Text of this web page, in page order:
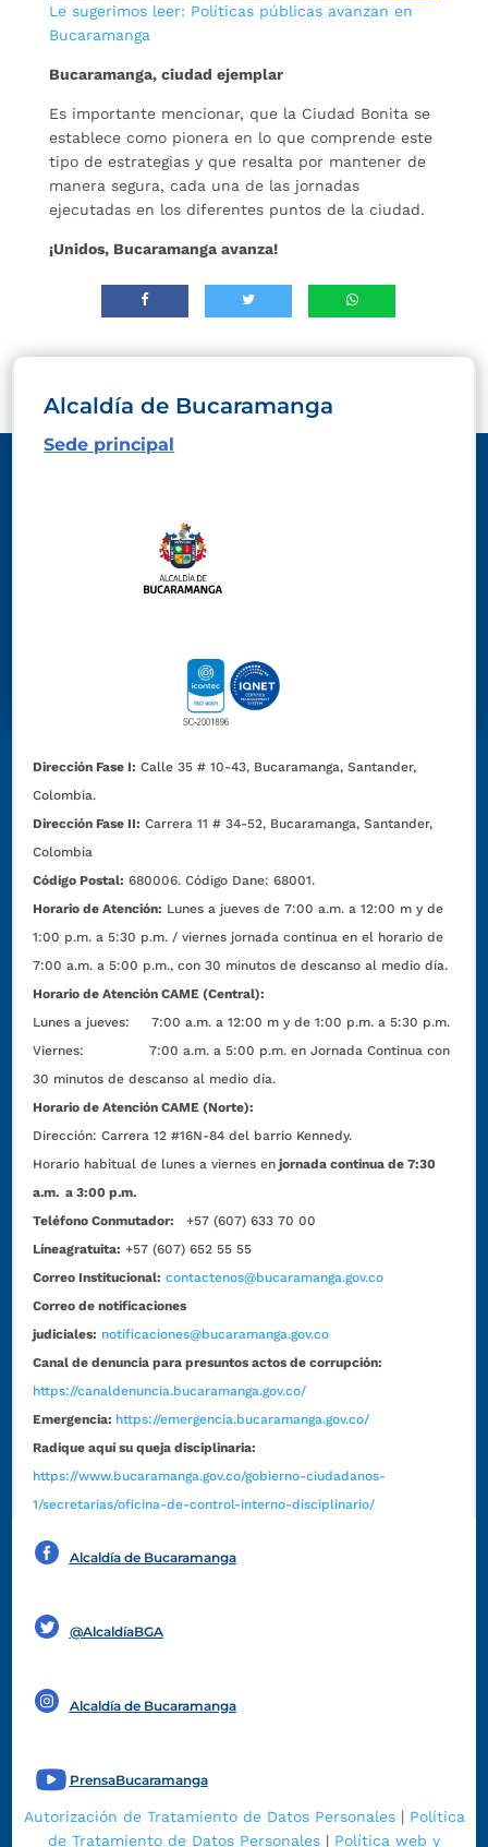
Le sugerimos leer: Políticas públicas avanzan en
Bucaramanga
Bucaramanga, ciudad ejemplar
Es importante mencionar, que la Ciudad Bonita se
establece como pionera en lo que comprende este
tipo de estrategias y que resalta por mantener de
manera segura, cada una de las jornadas
ejecutadas en los diferentes puntos de la ciudad.
¡Unidos, Bucaramanga avanza!
Alcaldía de Bucaramanga
Sede principal
Dirección Fase I: Calle 35 # 10-43, Bucaramanga, Santander,
Colombia.
Dirección Fase II: Carrera 11 # 34-52, Bucaramanga, Santander,
Colombia
Código Postal: 680006. Código Dane: 68001.
Horario de Atención: Lunes a jueves de 7:00 a.m. a 12:00 m y de
1:00 p.m. a 5:30 p.m. / viernes jornada continua en el horario de
7:00 a.m. a 5:00 p.m., con 30 minutos de descanso al medio día.
Horario de Atención CAME (Central):
Lunes a jueves: 7:00 a.m. a 12:00 m y de 1:00 p.m. a 5:30 p.m.
Viernes: 7:00 a.m. a 5:00 p.m. en Jornada Continua con
30 minutos de descanso al medio día.
Horario de Atención CAME (Norte):
Dirección:Carrera 12 #16N-84 del barrio Kennedy.
Horario habitual de lunes a viernes en jornada continua de 7:30
a.m. a 3:00 p.m.
Teléfono Conmutador:
+57 (607) 633 70 00
Líneagratuita: +57 (607) 652 55 55
Correo Institucional: contactenos@bucaramanga.gov.co
Correo de notificaciones
judiciales: notificaciones@bucaramanga.gov.co
Canal de denuncia para presuntos actos de corrupción:
https://canaldenuncia.bucaramanga.gov.co/
Emergencia: https://emergencia.bucaramanga.gov.co/
Radique aquí su queja disciplinaria:
https://www.bucaramanga.gov.co/gobierno-ciudadanos-
1/secretarias/oficina-de-control-interno-disciplinario/
Alcaldía de Bucaramanga
@AlcaldíaBGA
Alcaldía de Bucaramanga
PrensaBucaramanga
Autorización de Tratamiento de Datos Personales| Política
de Tratamiento de Datos Personales | Política web y